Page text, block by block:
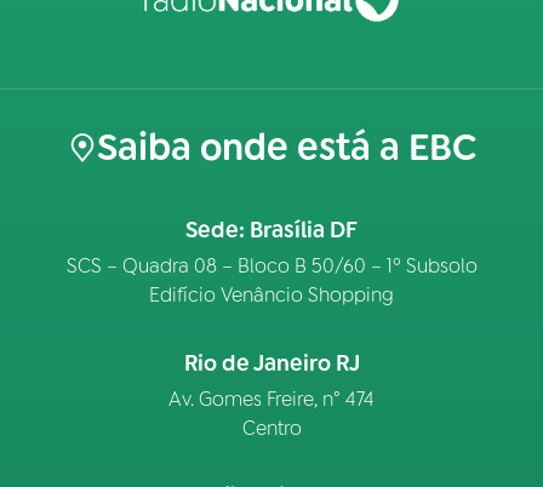
Saiba onde está a EBC
Sede: Brasília DF
SCS – Quadra 08 – Bloco B 50/60 – 1º Subsolo
Edifício Venâncio Shopping
Rio de Janeiro RJ
Av. Gomes Freire, n° 474
Centro